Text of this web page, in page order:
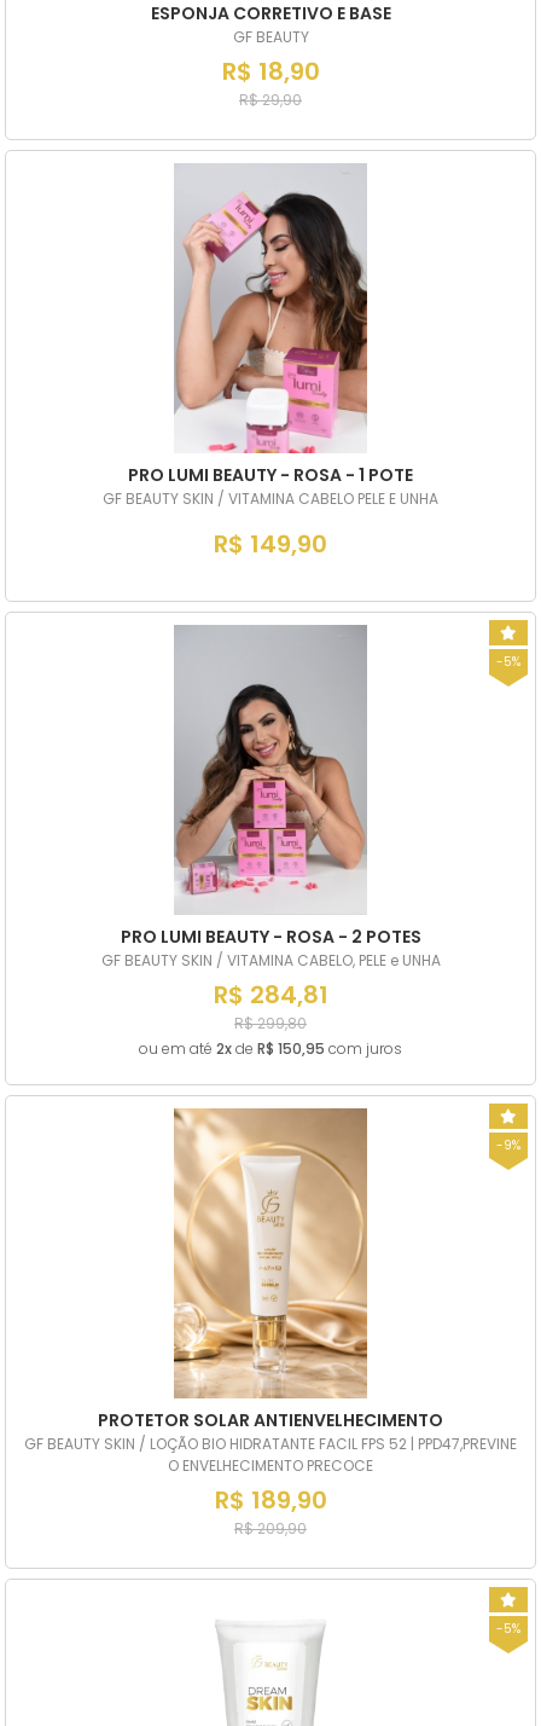
ESPONJA CORRETIVO E BASE
GF BEAUTY
R$ 18,90
R$ 29,90
PRO LUMI BEAUTY - ROSA - 1 POTE
GF BEAUTY SKIN / VITAMINA CABELO PELE E UNHA
R$ 149,90
-5%
PRO LUMI BEAUTY - ROSA - 2 POTES
GF BEAUTY SKIN / VITAMINA CABELO, PELE e UNHA
R$ 284,81
R$ 299,80
ou em até 2xde R$ 150,95 com juros
-9%
PROTETOR SOLAR ANTIENVELHECIMENTO
GF BEAUTY SKIN / LOÇÃO BIO HIDRATANTE FACIL FPS 52 | PPD47,PREVINE
O ENVELHECIMENTO PRECOCE
R$ 189,90
R$ 209,90
-5%